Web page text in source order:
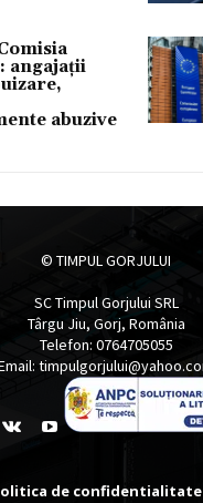
angajații
abuzive
© TIMPUL GORJULUI
SC Timpul Gorjului SRL
Târgu Jiu, Gorj, România
Telefon: 0764705055
de confidentialitate